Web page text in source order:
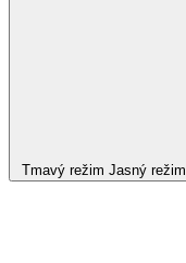
Tmavý režim Jasný režim